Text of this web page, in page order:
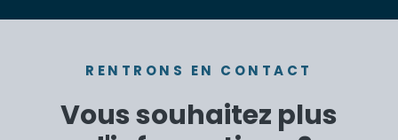
RENTRONS EN CONTACT
Vous souhaitez plus